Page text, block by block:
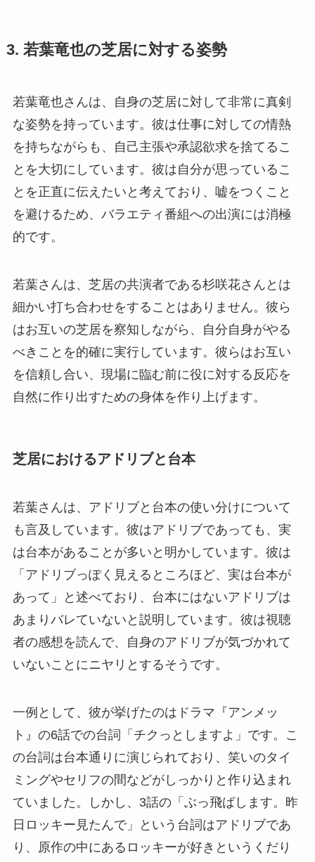
3. 若葉竜也の芝居に対する姿勢
若葉竜也さんは、自身の芝居に対して非常に真剣
な姿勢を持っています。彼は仕事に対しての情熱
を持ちながらも、自己主張や承認欲求を捨てるこ
とを大切にしています。彼は自分が思っているこ
とを正直に伝えたいと考えており、嘘をつくこと
を避けるため、バラエティ番組への出演には消極
的です。
若葉さんは、芝居の共演者である杉咲花さんとは
細かい打ち合わせをすることはありません。彼ら
はお互いの芝居を察知しながら、自分自身がやる
べきことを的確に実行しています。彼らはお互い
を信頼し合い、現場に臨む前に役に対する反応を
自然に作り出すための身体を作り上げます。
芝居におけるアドリブと台本
若葉さんは、アドリブと台本の使い分けについて
も言及しています。彼はアドリブであっても、実
は台本があることが多いと明かしています。彼は
「アドリブっぽく見えるところほど、実は台本が
あって」と述べており、台本にはないアドリブは
あまりバレていないと説明しています。彼は視聴
者の感想を読んで、自身のアドリブが気づかれて
いないことにニヤリとするそうです。
一例として、彼が挙げたのはドラマ『アンメッ
ト』の6話での台詞「チクっとしますよ」です。こ
の台詞は台本通りに演じられており、笑いのタイ
ミングやセリフの間などがしっかりと作り込まれ
ていました。しかし、3話の「ぶっ飛ばします。昨
日ロッキー見たんで」という台詞はアドリブであ
り、原作の中にあるロッキーが好きというくだり